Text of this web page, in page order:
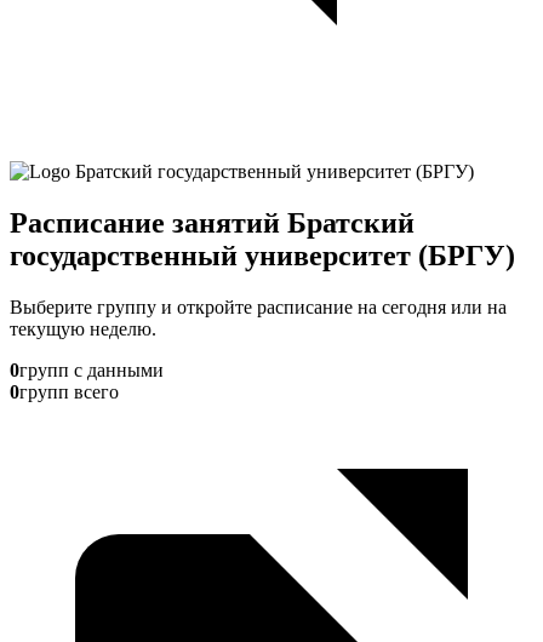
Расписание занятий Братский
государственный университет (БРГУ)
Выберите группу и откройте расписание на сегодня или на
текущую неделю.
0групп с данными
0групп всего